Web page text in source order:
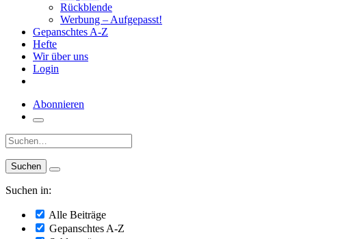
Rückblende
Werbung – Aufgepasst!
Gepanschtes A-Z
Hefte
Wir über uns
Login
Abonnieren
Suche:
Suchen in:
Alle Beiträge
Gepanschtes A-Z